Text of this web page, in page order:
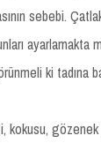
sebebi.
ayarlamakta
ki tadına
kokusu, gözenek